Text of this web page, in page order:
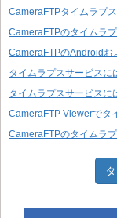
CameraFTPタイムラプ
CameraFTPのタイムラ
CameraFTPのAndroidお
タイムラプスサービスに
タイムラプスサービスに
CameraFTP Viewerでタ
CameraFTPのタイムラ